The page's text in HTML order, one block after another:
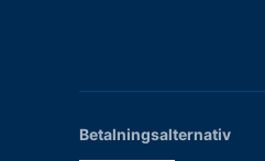
Betalningsalternativ